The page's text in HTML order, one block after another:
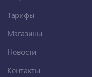
Тарифы
Магазины
Новости
Контакты